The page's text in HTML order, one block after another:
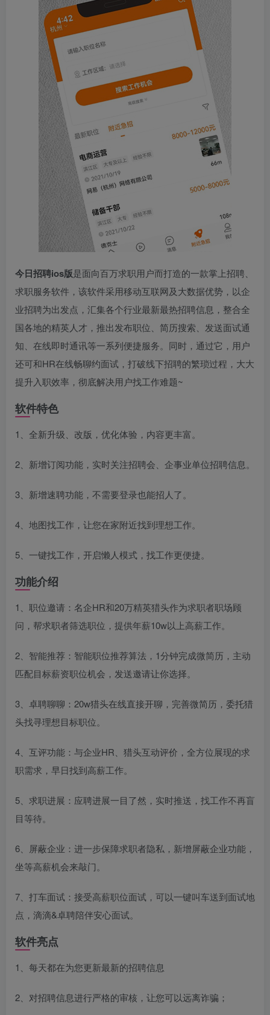
今日招聘ios版是面向百万求职用户而打造的一款掌上招聘、
求职服务软件，该软件采用移动互联网及大数据优势，以企
业招聘为出发点，汇集各个行业最新最热招聘信息，整合全
国各地的精英人才，推出发布职位、简历搜索、发送面试通
知、在线即时通讯等一系列便捷服务。同时，通过它，用户
还可和HR在线畅聊约面试，打破线下招聘的繁琐过程，大大
提升入职效率，彻底解决用户找工作难题~
软件特色
1、全新升级、改版，优化体验，内容更丰富。
2、新增订阅功能，实时关注招聘会、企事业单位招聘信息。
3、新增速聘功能，不需要登录也能招人了。
4、地图找工作，让您在家附近找到理想工作。
5、一键找工作，开启懒人模式，找工作更便捷。
功能介绍
1、职位邀请：名企HR和20万精英猎头作为求职者职场顾
问，帮求职者筛选职位，提供年薪10w以上高薪工作。
2、智能推荐：智能职位推荐算法，1分钟完成微简历，主动
匹配目标薪资职位机会，发送邀请让你选择。
3、卓聘聊聊：20w猎头在线直接开聊，完善微简历，委托猎
头找寻理想目标职位。
4、互评功能：与企业HR、猎头互动评价，全方位展现的求
职需求，早日找到高薪工作。
5、求职进展：应聘进展一目了然，实时推送，找工作不再盲
目等待。
6、屏蔽企业：进一步保障求职者隐私，新增屏蔽企业功能，
坐等高薪机会来敲门。
7、打车面试：接受高薪职位面试，可以一键叫车送到面试地
点，滴滴&卓聘陪伴安心面试。
软件亮点
1、每天都在为您更新最新的招聘信息
2、对招聘信息进行严格的审核，让您可以远离诈骗；